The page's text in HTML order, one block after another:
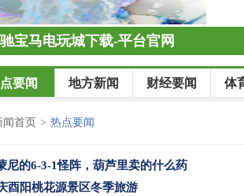
宝马电玩城下载-平台官网
要闻 地方新闻 财经要闻 体
闻首页 > 热点要闻
尼的6-3-1怪阵，葫芦里卖的什么药
酉阳桃花源景区冬季旅游